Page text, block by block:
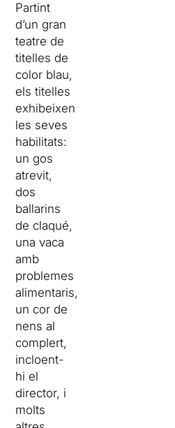
Partint
d’un gran
teatre de
titelles de
color blau,
els titelles
exhibeixen
les seves
habilitats:
un gos
atrevit,
dos
ballarins
de claqué,
una vaca
amb
problemes
alimentaris,
un cor de
nens al
complert,
incloent-
hi el
director, i
molts